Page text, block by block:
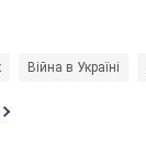
Війна в Україні